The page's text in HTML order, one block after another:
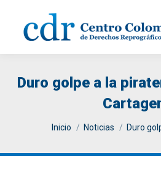
Duro golpe a la
You are here:
Inicio Noticias Duro